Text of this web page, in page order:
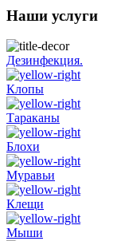
Наши услуги
Дезинфекция.
Клопы
Тараканы
Блохи
Муравьи
Клещи
Мыши